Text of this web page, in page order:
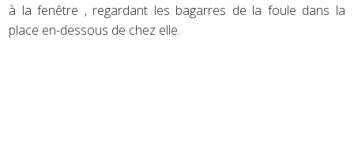
à la fenêtre , regardant les bagarres de la foule dans la
place en-dessous de chez elle.